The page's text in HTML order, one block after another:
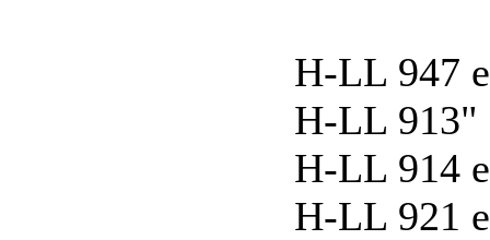
H-LL 947
H-LL 913"
H-LL 914
H-LL 921